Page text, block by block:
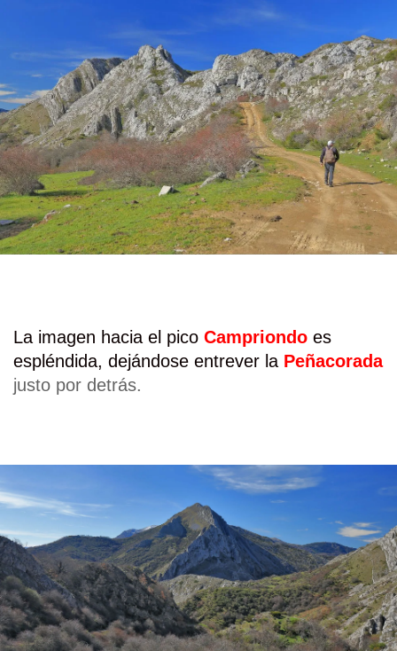
La imagen hacia el pico Campriondo es
espléndida, dejándose entrever la Peñacorada
justo por detrás.